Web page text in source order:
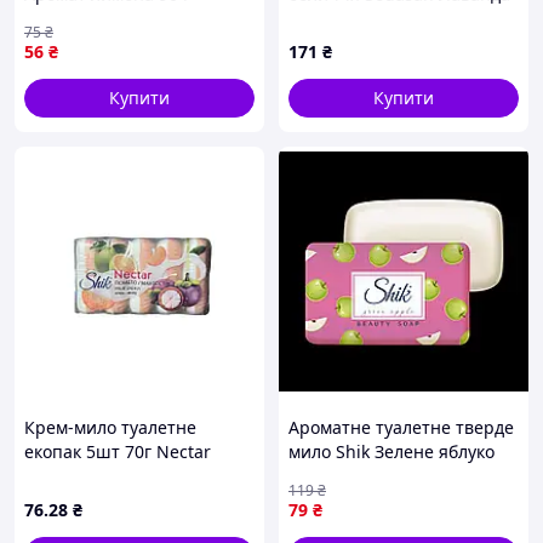
56 ₴
75₴
Купити
г, A8H776274
171 ₴
Купити
Крем-мило туалетне
екопак 5шт 70г Nectar
76.28 ₴
Ароматне туалетне тверде
мило Shik Зелене яблуко
очищення рук і тіла Beauty
Soap
79 ₴
119₴